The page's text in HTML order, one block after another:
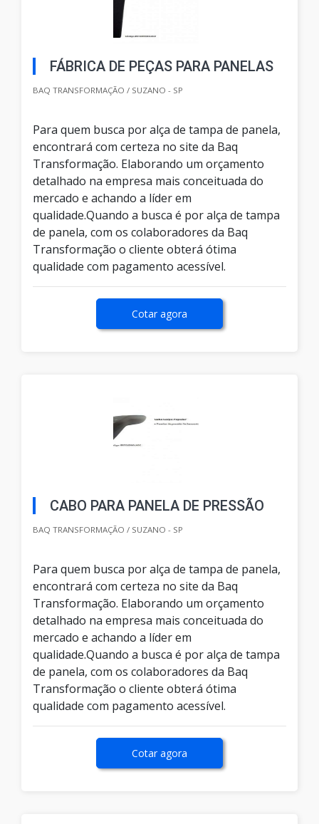
FÁBRICA DE PEÇAS PARA PANELAS
BAQ TRANSFORMAÇÃO / SUZANO - SP
Para quem busca por alça de tampa de panela,
encontrará com certeza no site da Baq
Transformação. Elaborando um orçamento
detalhado na empresa mais conceituada do
mercado e achando a líder em
qualidade.Quando a busca é por alça de tampa
de panela, com os colaboradores da Baq
Transformação o cliente obterá ótima
qualidade com pagamento acessível.
Cotar agora
CABO PARA PANELA DE PRESSÃO
BAQ TRANSFORMAÇÃO / SUZANO - SP
Para quem busca por alça de tampa de panela,
encontrará com certeza no site da Baq
Transformação. Elaborando um orçamento
detalhado na empresa mais conceituada do
mercado e achando a líder em
qualidade.Quando a busca é por alça de tampa
de panela, com os colaboradores da Baq
Transformação o cliente obterá ótima
qualidade com pagamento acessível.
Cotar agora